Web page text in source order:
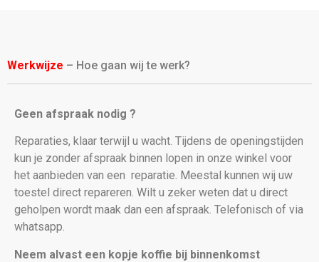
Werkwijze – Hoe gaan wij te werk?
Geen afspraak nodig ?
Reparaties, klaar terwijl u wacht. Tijdens de openingstijden
kun je zonder afspraak binnen lopen in onze winkel voor
het aanbieden van een reparatie. Meestal kunnen wij uw
toestel direct repareren. Wilt u zeker weten dat u direct
geholpen wordt maak dan een afspraak. Telefonisch of via
whatsapp.
Neem alvast een kopje koffie bij binnenkomst